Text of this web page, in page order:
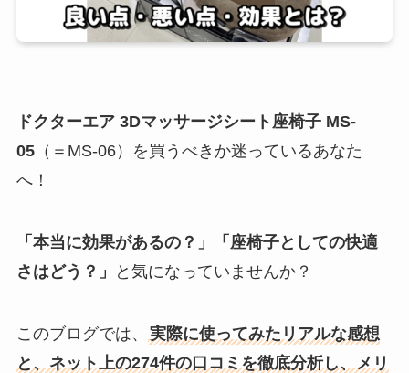
ドクターエア 3Dマッサージシート座椅子 MS-
05（＝MS-06）を買うべきか迷っているあなた
へ！
「本当に効果があるの？」「座椅子としての快適
さはどう？」
と気になっていませんか？
このブログでは、
実際に使ってみたリアルな感想
と、ネット上の274件の口コミを徹底分析し、メリ